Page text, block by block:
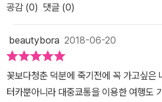
공감 (0) 댓글 (0)
beautybora 2018-06-20
꽃보다청춘 덕분에 죽기전에 꼭 가고싶은
터카뿐아니라 대중쿄통을 이용한 여행도